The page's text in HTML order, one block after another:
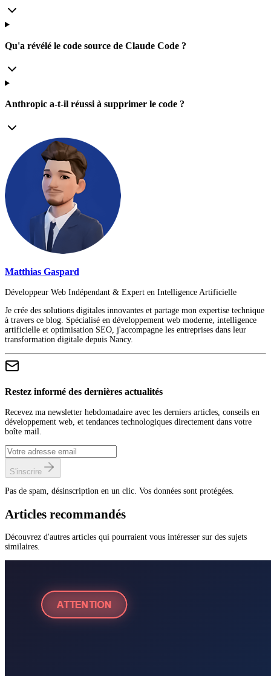
Qu'a révélé le code source de Claude Code ?
Anthropic a-t-il réussi à supprimer le code ?
Matthias Gaspard
Développeur Web Indépendant & Expert en Intelligence Artificielle
Je crée des solutions digitales innovantes et partage mon expertise technique
à travers ce blog. Spécialisé en développement web moderne, intelligence
artificielle et optimisation SEO, j'accompagne les entreprises dans leur
transformation digitale depuis Nancy.
Restez informé des dernières actualités
Recevez ma newsletter hebdomadaire avec les derniers articles, conseils en
développement web, et tendances technologiques directement dans votre
boîte mail.
S'inscrire
Pas de spam, désinscription en un clic. Vos données sont protégées.
Articles recommandés
Découvrez d'autres articles qui pourraient vous intéresser sur des sujets
similaires.